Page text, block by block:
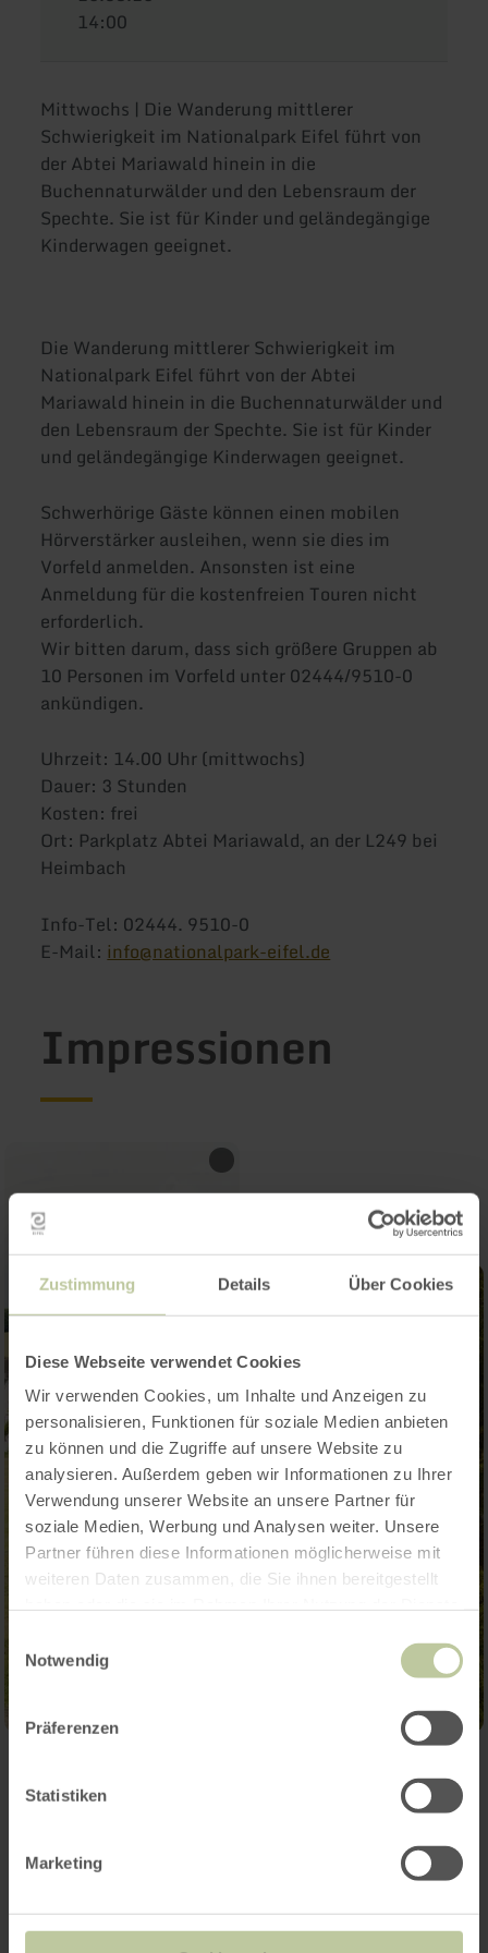
Zustimmung Details Über Cookies
Diese Webseite verwendet Cookies
Wir verwenden Cookies, um Inhalte und Anzeigen zu
personalisieren, Funktionen für soziale Medien anbieten
zu können und die Zugriffe auf unsere Website zu
analysieren. Außerdem geben wir Informationen zu Ihrer
Verwendung unserer Website an unsere Partner für
soziale Medien, Werbung und Analysen weiter. Unsere
Partner führen diese Informationen möglicherweise mit
weiteren Daten zusammen, die Sie ihnen bereitgestellt
Notwendig
Präferenzen
Statistiken
Marketing
14:00
Mittwochs | Die Wanderung mittlerer
Schwierigkeit im Nationalpark Eifel führt von
der Abtei Mariawald hinein in die
Buchennaturwälder und den Lebensraum der
Spechte. Sie ist für Kinder und geländegängige
Kinderwagen geeignet.
Die Wanderung mittlerer Schwierigkeit im
Nationalpark Eifel führt von der Abtei
Mariawald hinein in die Buchennaturwälder und
den Lebensraum der Spechte. Sie ist für Kinder
und geländegängige Kinderwagen geeignet.
Schwerhörige Gäste können einen mobilen
Hörverstärker ausleihen, wenn sie dies im
Vorfeld anmelden. Ansonsten ist eine
Anmeldung für die kostenfreien Touren nicht
erforderlich.
Wir bitten darum, dass sich größere Gruppen ab
10 Personen im Vorfeld unter 02444/9510-0
ankündigen.
Uhrzeit: 14.00 Uhr (mittwochs)
Dauer: 3 Stunden
Kosten: frei
Ort: Parkplatz Abtei Mariawald, an der L249 bei
Heimbach
Info-Tel: 02444. 9510-0
E-Mail: info@nationalpark-eifel.de
Impressionen
Weitere Termine